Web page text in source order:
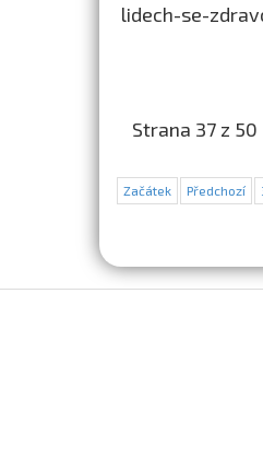
lidech-se-
Strana 37 z 50
Začátek Předchozí